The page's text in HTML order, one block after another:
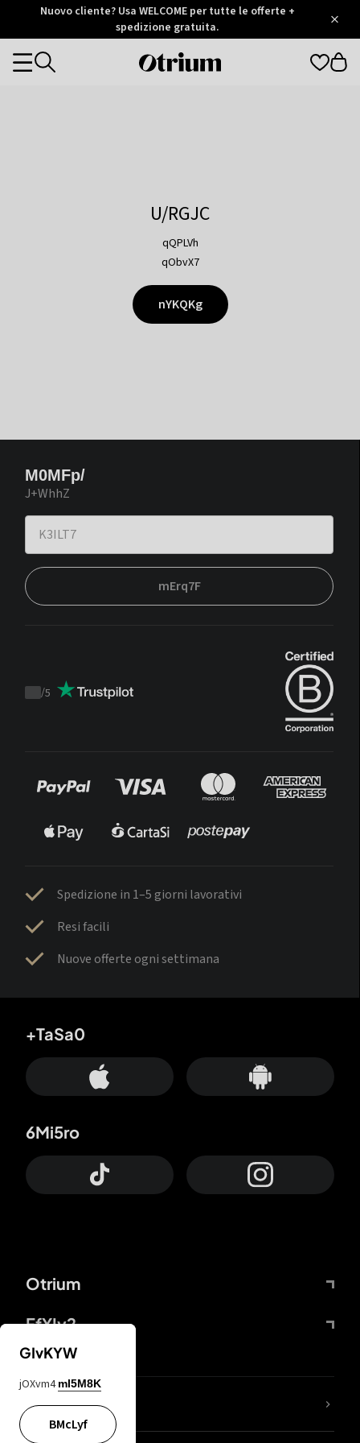
Otrium
Trustpilot
Nuovo cliente? Usa WELCOME per tutte le offerte +
spedizione gratuita.
Otrium
Categories
U/RGJC
qQPLVh
qObvX7
nYKQKg
M0MFp/
J+WhhZ
mErq7F
Trustpilot
/5
Spedizione in 1–5 giorni lavorativi
Resi facili
Nuove offerte ogni settimana
Otrium
FfYIy2
+TaSa0
6Mi5ro
Lj7sBL
GIvKYW
jOXvm4 mI5M8K
BMcLyf